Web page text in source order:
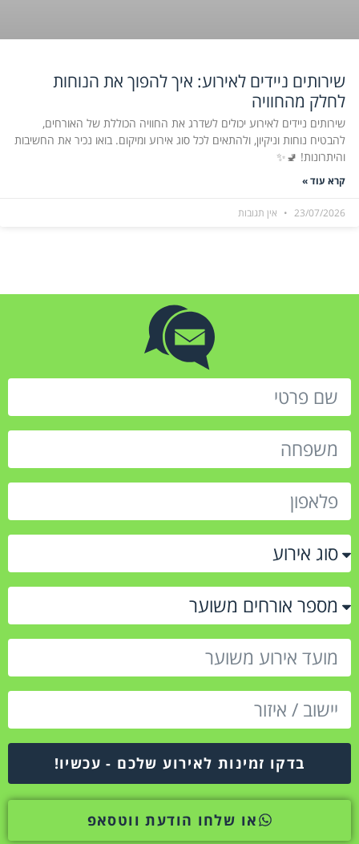
שירותים ניידים לאירוע: איך להפוך את הנוחות
לחלק מהחוויה
שירותים ניידים לאירוע יכולים לשדרג את החוויה הכוללת של האורחים,
להבטיח נוחות וניקיון, ולהתאים לכל סוג אירוע ומיקום. בואו נכיר את החשיבות
והיתרונות! 🚽✨
קרא עוד »
23/07/2026 אין תגובות
בדקו זמינות לאירוע שלכם - עכשיו!
או שלחו הודעת ווטסאפ